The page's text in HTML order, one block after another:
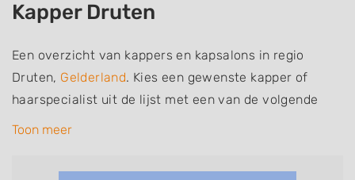
Kapper Druten
Een overzicht van kappers en kapsalons in regio
Druten, Gelderland. Kies een gewenste kapper of
haarspecialist uit de lijst met een van de volgende
specialisaties of aantekeningen: mannen of
Toon meer